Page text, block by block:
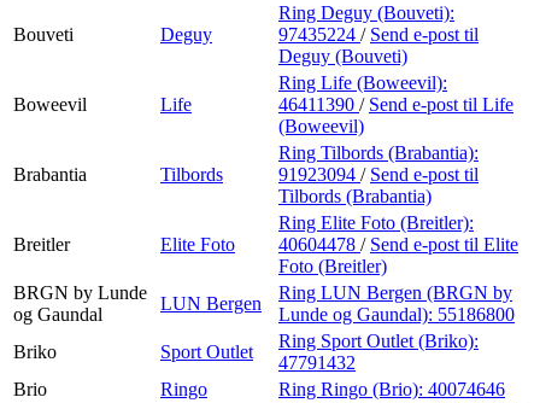
Bouveti Deguy
Ring Deguy (Bouveti):
97435224 / Send e-post til
Deguy (Bouveti)
Boweevil Life
Ring Life (Boweevil):
46411390 / Send e-post til Life
(Boweevil)
Brabantia Tilbords
Ring Tilbords (Brabantia):
91923094 / Send e-post til
Tilbords (Brabantia)
Breitler Elite Foto
Ring Elite Foto (Breitler):
40604478 / Send e-post til Elite
Foto (Breitler)
BRGN by Lunde
og Gaundal
LUN Bergen
Ring LUN Bergen (BRGN by
Lunde og Gaundal): 55186800
Briko
Sport Outlet
Ring Sport Outlet (Briko):
47791432
Brio
Ringo Ring Ringo (Brio): 40074646